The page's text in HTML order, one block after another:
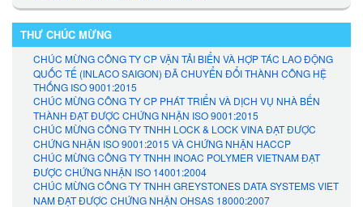
THƯ CHÚC MỪNG
CHÚC MỪNG CÔNG TY CP VẬN TẢI BIỂN VÀ HỢP TÁC LAO ĐỘNG
QUỐC TẾ (INLACO SAIGON) ĐÃ CHUYỂN ĐỔI THÀNH CÔNG HỆ
THỐNG ISO 9001:2015
CHÚC MỪNG CÔNG TY CP PHÁT TRIỂN VÀ DỊCH VỤ NHÀ BẾN
THÀNH ĐẠT ĐƯỢC CHỨNG NHẬN ISO 9001:2015
CHÚC MỪNG CÔNG TY TNHH LOCK & LOCK VINA ĐẠT ĐƯỢC
CHỨNG NHẬN ISO 9001:2015 VÀ CHỨNG NHẬN HACCP
CHÚC MỪNG CÔNG TY TNHH INOAC POLYMER VIETNAM ĐẠT
ĐƯỢC CHỨNG NHẬN ISO 14001:2004
CHÚC MỪNG CÔNG TY TNHH GREYSTONES DATA SYSTEMS VIET
NAM ĐẠT ĐƯỢC CHỨNG NHẬN OHSAS 18000:2007